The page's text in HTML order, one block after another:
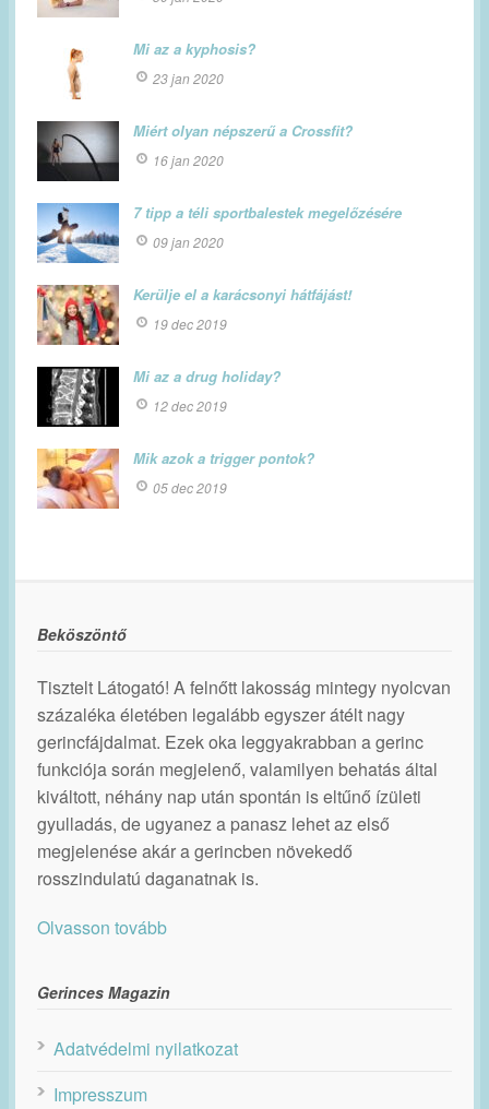
Mi az a kyphosis?
23 jan 2020
Miért olyan népszerű a Crossfit?
16 jan 2020
7 tipp a téli sportbalestek megelőzésére
09 jan 2020
Kerülje el a karácsonyi hátfájást!
19 dec 2019
Mi az a drug holiday?
12 dec 2019
Mik azok a trigger pontok?
05 dec 2019
Beköszöntő
Tisztelt Látogató! A felnőtt lakosság mintegy nyolcvan
százaléka életében legalább egyszer átélt nagy
gerincfájdalmat. Ezek oka leggyakrabban a gerinc
funkciója során megjelenő, valamilyen behatás által
kiváltott, néhány nap után spontán is eltűnő ízületi
gyulladás, de ugyanez a panasz lehet az első
megjelenése akár a gerincben növekedő
rosszindulatú daganatnak is.
Olvasson tovább
Gerinces Magazin
Adatvédelmi nyilatkozat
Impresszum